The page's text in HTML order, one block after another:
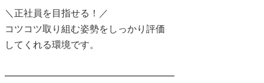
＼正社員を目指せる！／
コツコツ取り組む姿勢をしっかり評価
してくれる環境です。
━━━━━━━━━━━━━━━━━━